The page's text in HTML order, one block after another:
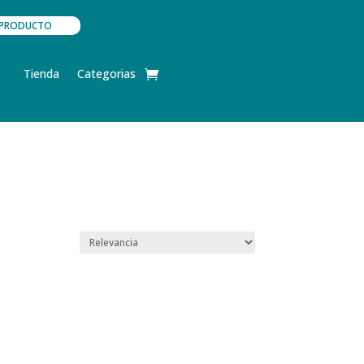
Tienda Categorias